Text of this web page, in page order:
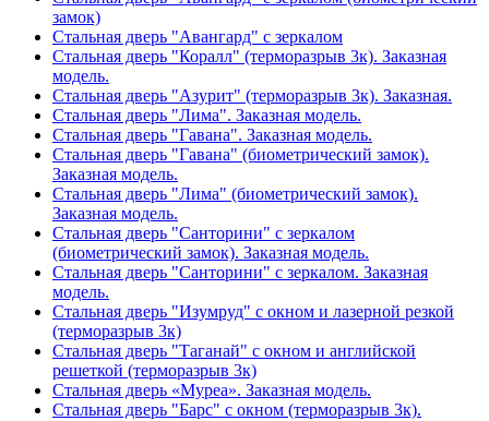
замок)
Стальная дверь "Авангард" с зеркалом
Стальная дверь "Коралл" (терморазрыв 3к). Заказная
модель.
Стальная дверь "Азурит" (терморазрыв 3к). Заказная.
Стальная дверь "Лима". Заказная модель.
Стальная дверь "Гавана". Заказная модель.
Стальная дверь "Гавана" (биометрический замок).
Заказная модель.
Стальная дверь "Лима" (биометрический замок).
Заказная модель.
Стальная дверь "Санторини" с зеркалом
(биометрический замок). Заказная модель.
Стальная дверь "Санторини" с зеркалом. Заказная
модель.
Стальная дверь "Изумруд" с окном и лазерной резкой
(терморазрыв 3к)
Стальная дверь "Таганай" с окном и английской
решеткой (терморазрыв 3к)
Стальная дверь «Муреа». Заказная модель.
Стальная дверь "Барс" с окном (терморазрыв 3к).